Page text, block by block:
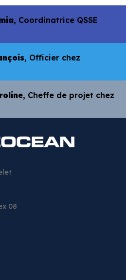
, Coordinatrice QSSE
, Officier chez
, Cheffe de projet chez
08